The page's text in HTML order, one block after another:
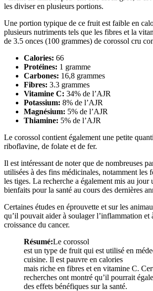
les diviser en plusieurs portions.
Une portion typique de ce fruit est faible en
plusieurs nutriments tels que les fibres et la
de 3.5 onces (100 grammes) de corossol cru
Calories: 66
Protéines: 1 gramme
Carbones: 16,8 grammes
Fibres: 3.3 grammes
Vitamine C: 34% de l’AJR
Potassium: 8% de l’AJR
Magnésium: 5% de l’AJR
Thiamine: 5% de l’AJR
Le corossol contient également une petite
riboflavine, de folate et de fer.
Il est intéressant de noter que de nombreuses
utilisées à des fins médicinales, notamment les
les tiges. La recherche a également mis au jour
bienfaits pour la santé au cours des dernières
Certaines études en éprouvette et sur les
qu’il pouvait aider à soulager l’inflammation et
croissance du cancer.
Résumé:Le corossol
est un type de fruit qui est utilisé en
cuisine. Il est pauvre en calories
mais riche en fibres et en vitamine C.
recherches ont montré qu’il pourrait
des effets bénéfiques sur la santé.